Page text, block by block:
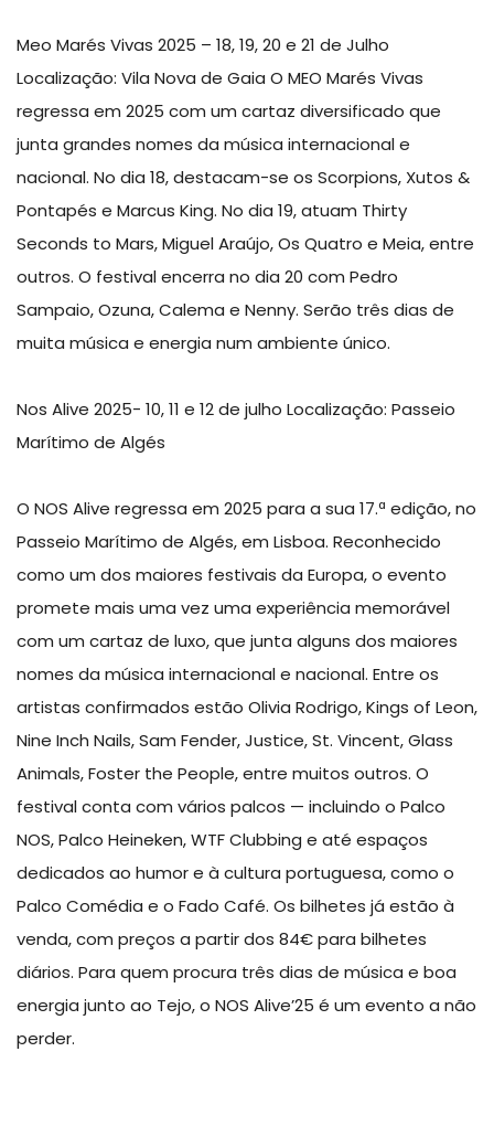
Meo Marés Vivas 2025 – 18, 19, 20 e 21 de Julho
Localização: Vila Nova de Gaia O MEO Marés Vivas
regressa em 2025 com um cartaz diversificado que
junta grandes nomes da música internacional e
nacional. No dia 18, destacam-se os Scorpions, Xutos &
Pontapés e Marcus King. No dia 19, atuam Thirty
Seconds to Mars, Miguel Araújo, Os Quatro e Meia, entre
outros. O festival encerra no dia 20 com Pedro
Sampaio, Ozuna, Calema e Nenny. Serão três dias de
muita música e energia num ambiente único.
Nos Alive 2025- 10, 11 e 12 de julho Localização: Passeio
Marítimo de Algés
O NOS Alive regressa em 2025 para a sua 17.ª edição, no
Passeio Marítimo de Algés, em Lisboa. Reconhecido
como um dos maiores festivais da Europa, o evento
promete mais uma vez uma experiência memorável
com um cartaz de luxo, que junta alguns dos maiores
nomes da música internacional e nacional. Entre os
artistas confirmados estão Olivia Rodrigo, Kings of Leon,
Nine Inch Nails, Sam Fender, Justice, St. Vincent, Glass
Animals, Foster the People, entre muitos outros. O
festival conta com vários palcos — incluindo o Palco
NOS, Palco Heineken, WTF Clubbing e até espaços
dedicados ao humor e à cultura portuguesa, como o
Palco Comédia e o Fado Café. Os bilhetes já estão à
venda, com preços a partir dos 84€ para bilhetes
diários. Para quem procura três dias de música e boa
energia junto ao Tejo, o NOS Alive’25 é um evento a não
perder.